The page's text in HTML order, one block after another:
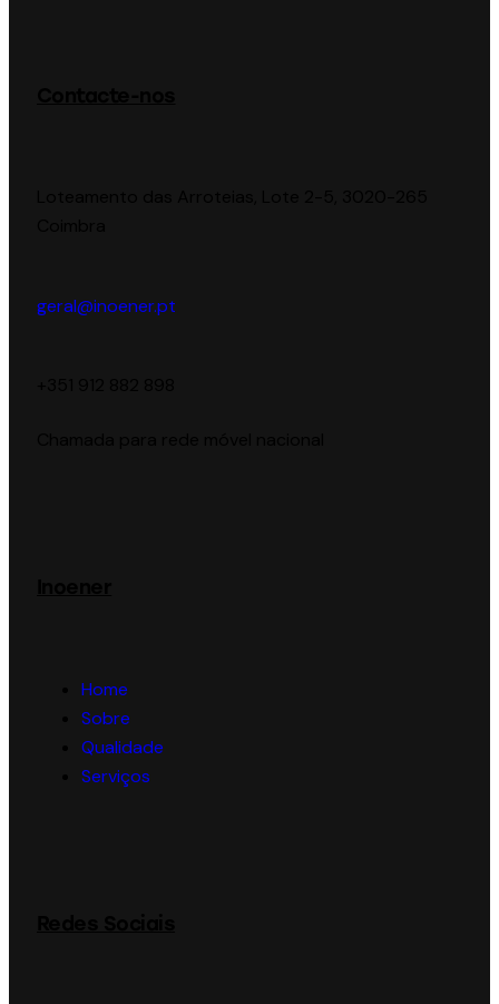
geral@inoener.pt
Home
Sobre
Qualidade
Serviços